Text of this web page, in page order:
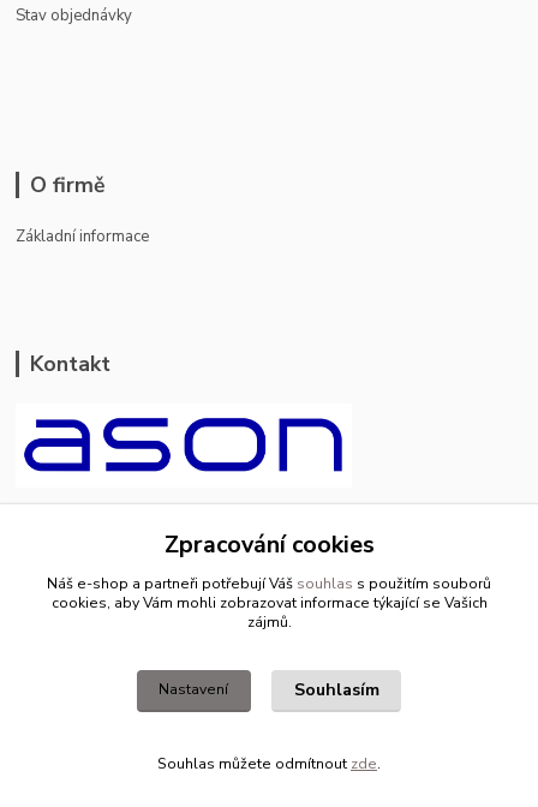
Stav objednávky
O firmě
Základní informace
Kontakt
+420 799 500 769
pracovní dny 8-11hod.,13-15hod.
Zpracování cookies
Náš e-shop a partneři potřebují Váš souhlas s použitím souborů
cookies, aby Vám mohli zobrazovat informace týkající se Vašich
zájmů.
Nastavení Souhlasím
Souhlas můžete odmítnout zde.